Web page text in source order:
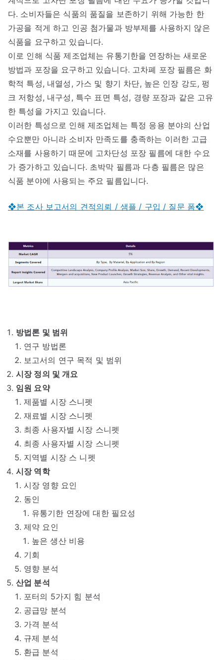
다. 소비자들은 식품의 품질을 보존하기 위해 가능한 한
가공을 적게 하고 인공 첨가물과 방부제를 사용하지 않은
식품을 요구하고 있습니다.
이로 인해 식품 제조업체는 유통기한을 연장하는 새로운
방법과 포장을 요구하고 있습니다. 고차폐 포장 필름은 화
학적 특성, 내열성, 가스 및 향기 차단, 높은 인장 강도, 펑
크 저항성, 내구성, 특수 표면 특성, 경량 포장과 같은 고유
한 특성을 가지고 있습니다.
이러한 특성으로 인해 제조업체는 특정 응용 분야의 산업
수요뿐만 아니라 소비자 만족도를 충족하는 이러한 고급
소재를 사용하기 때문에 고차단성 포장 필름에 대한 수요
가 증가하고 있습니다. 초박막 필름과 다층 필름은 많은
식품 분야에 사용되는 주요 필름입니다.
❖본 조사 보고서의 견적의뢰 / 샘플 / 구입 / 질문 폼❖
방법론 및 범위
연구 방법론
보고서의 연구 목적 및 범위
시장 정의 및 개요
임원 요약
제품별 시장 스니펫
재료별 시장 스니펫
최종 사용자별 시장 스니펫
최종 사용자별 시장 스니펫
지역별 시장 스 니펫
시장 역학
시장 영향 요인
동인
유통기한 연장에 대한 필요성
제약 요인
높은 생산 비용
기회
영향 분석
산업 분석
포터의 5가지 힘 분석
공급망 분석
가격 분석
규제 분석
환급 분석